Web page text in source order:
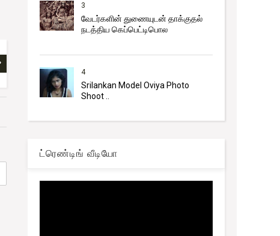
3
வேடர்களின் துணையுடன் தாக்குதல்
நடத்திய கெப்பெட்டிபொல
4
Srilankan Model Oviya Photo
Shoot ..
ட்ரெண்டிங் வீடியோ